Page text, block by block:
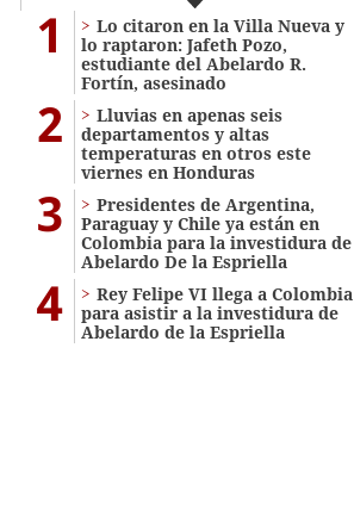
1
Lo citaron en la Villa Nueva y
lo raptaron: Jafeth Pozo,
estudiante del Abelardo R.
Fortín, asesinado
2
Lluvias en apenas seis
departamentos y altas
temperaturas en otros este
viernes en Honduras
3
Presidentes de Argentina,
Paraguay y Chile ya están en
Colombia para la investidura de
Abelardo De la Espriella
4
Rey Felipe VI llega a Colombia
para asistir a la investidura de
Abelardo de la Espriella